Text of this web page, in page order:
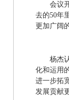
会议
去的50年
更加广阔
杨杰
化和运用
进一步拓
发展贡献